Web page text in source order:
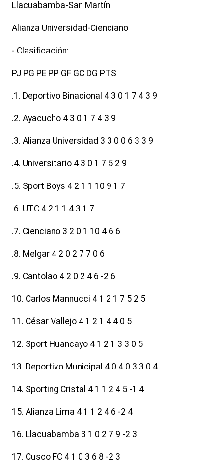
Llacuabamba-San Martín
Alianza Universidad-Cienciano
- Clasificación:
PJ PG PE PP GF GC DG PTS
.1. Deportivo Binacional 4 3 0 1 7 4 3 9
.2. Ayacucho 4 3 0 1 7 4 3 9
.3. Alianza Universidad 3 3 0 0 6 3 3 9
.4. Universitario 4 3 0 1 7 5 2 9
.5. Sport Boys 4 2 1 1 10 9 1 7
.6. UTC 4 2 1 1 4 3 1 7
.7. Cienciano 3 2 0 1 10 4 6 6
.8. Melgar 4 2 0 2 7 7 0 6
.9. Cantolao 4 2 0 2 4 6 -2 6
10. Carlos Mannucci 4 1 2 1 7 5 2 5
11. César Vallejo 4 1 2 1 4 4 0 5
12. Sport Huancayo 4 1 2 1 3 3 0 5
13. Deportivo Municipal 4 0 4 0 3 3 0 4
14. Sporting Cristal 4 1 1 2 4 5 -1 4
15. Alianza Lima 4 1 1 2 4 6 -2 4
16. Llacuabamba 3 1 0 2 7 9 -2 3
17. Cusco FC 4 1 0 3 6 8 -2 3